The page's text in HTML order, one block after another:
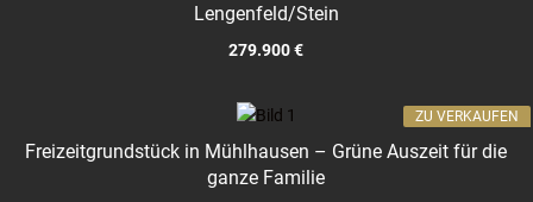
Lengenfeld/Stein
279.900 €
Freizeitgrundstück in Mühlhausen – Grüne Auszeit für die
ganze Familie
ZU VERKAUFEN